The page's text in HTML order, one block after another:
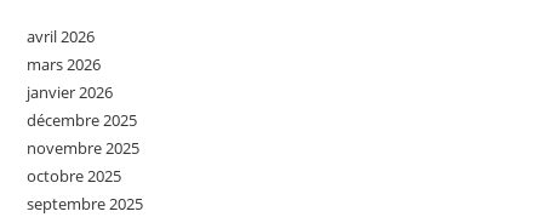
avril 2026
mars 2026
janvier 2026
décembre 2025
novembre 2025
octobre 2025
septembre 2025